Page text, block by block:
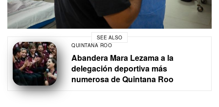
SEE ALSO
QUINTANA ROO
Abandera Mara Lezama a la
delegación deportiva más
numerosa de Quintana Roo